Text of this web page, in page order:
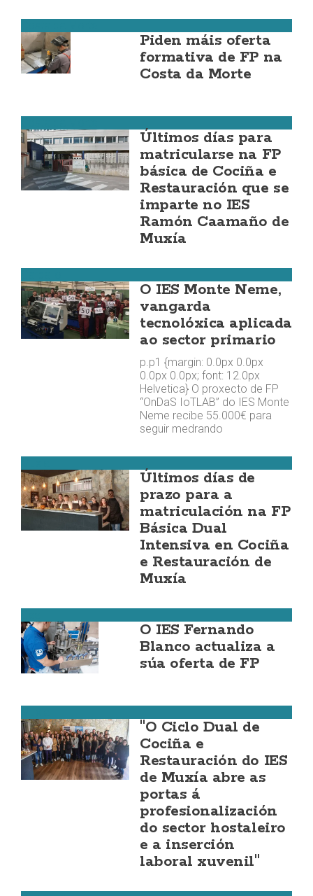
Piden máis oferta
formativa de FP na
Costa da Morte
Últimos días para
matricularse na FP
básica de Cociña e
Restauración que se
imparte no IES
Ramón Caamaño de
Muxía
O IES Monte Neme,
vangarda
tecnolóxica aplicada
ao sector primario
p.p1 {margin: 0.0px 0.0px
0.0px 0.0px; font: 12.0px
Helvetica} O proxecto de FP
“OnDaS IoTLAB” do IES Monte
Neme recibe 55.000€ para
seguir medrando
Últimos días de
prazo para a
matriculación na FP
Básica Dual
Intensiva en Cociña
e Restauración de
Muxía
O IES Fernando
Blanco actualiza a
súa oferta de FP
"O Ciclo Dual de
Cociña e
Restauración do IES
de Muxía abre as
portas á
profesionalización
do sector hostaleiro
e a inserción
laboral xuvenil"